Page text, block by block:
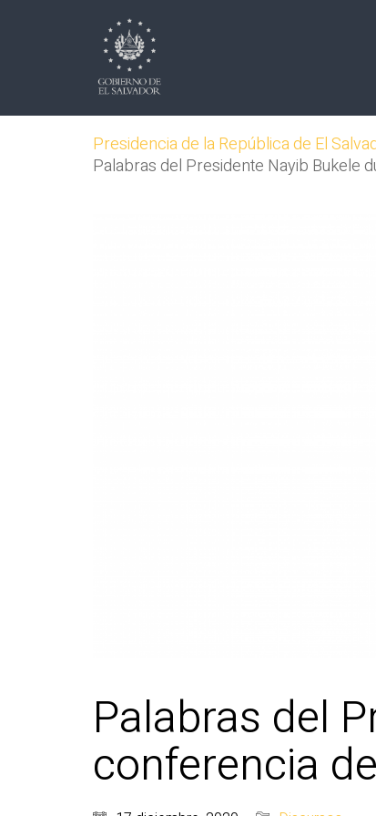
Presidencia de la República de El
Palabras del Presidente Nayib Bukele
Palabras del
conferencia